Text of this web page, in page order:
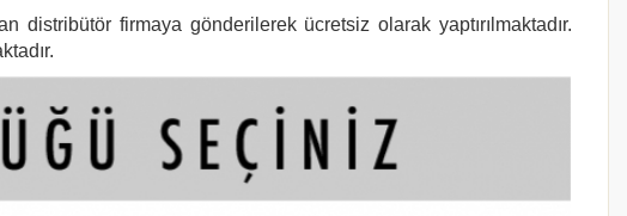
distribütör firmaya gönderilerek ücretsiz olarak yaptırılmaktadır.